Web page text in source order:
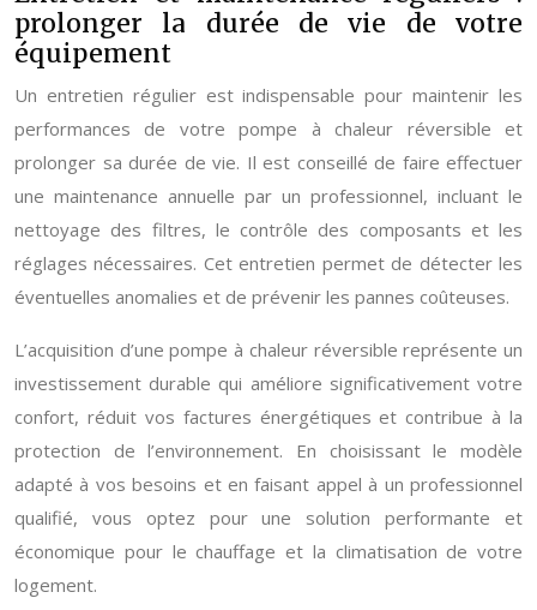
prolonger la durée de vie de votre
équipement
Un entretien régulier est indispensable pour maintenir les
performances de votre pompe à chaleur réversible et
prolonger sa durée de vie. Il est conseillé de faire effectuer
une maintenance annuelle par un professionnel, incluant le
nettoyage des filtres, le contrôle des composants et les
réglages nécessaires. Cet entretien permet de détecter les
éventuelles anomalies et de prévenir les pannes coûteuses.
L’acquisition d’une pompe à chaleur réversible représente un
investissement durable qui améliore significativement votre
confort, réduit vos factures énergétiques et contribue à la
protection de l’environnement. En choisissant le modèle
adapté à vos besoins et en faisant appel à un professionnel
qualifié, vous optez pour une solution performante et
économique pour le chauffage et la climatisation de votre
logement.